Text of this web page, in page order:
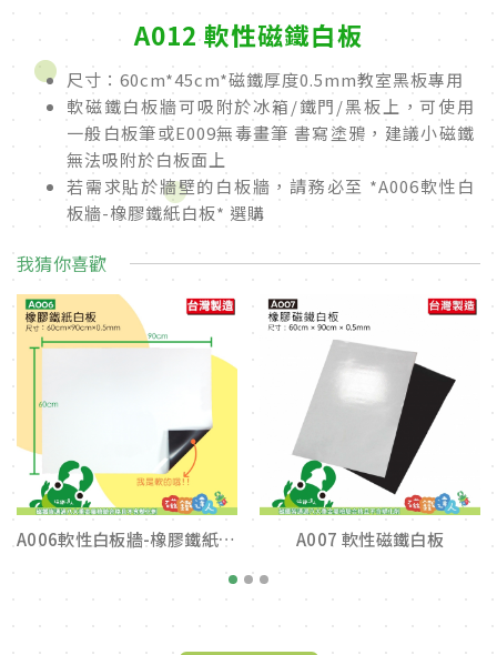
A012 軟性磁鐵白板
尺寸：60cm*45cm*磁鐵厚度0.5mm教室黑板專用
軟磁鐵白板牆可吸附於冰箱/鐵門/黑板上，可使用
一般白板筆或E009無毒畫筆 書寫塗鴉，建議小磁鐵
無法吸附於白板面上
若需求貼於牆壁的白板牆，請務必至 *A006軟性白
板牆-橡膠鐵紙白板* 選購
我猜你喜歡
A006軟性白板牆-橡膠鐵紙白板 A007 軟性磁鐵白板
1 2